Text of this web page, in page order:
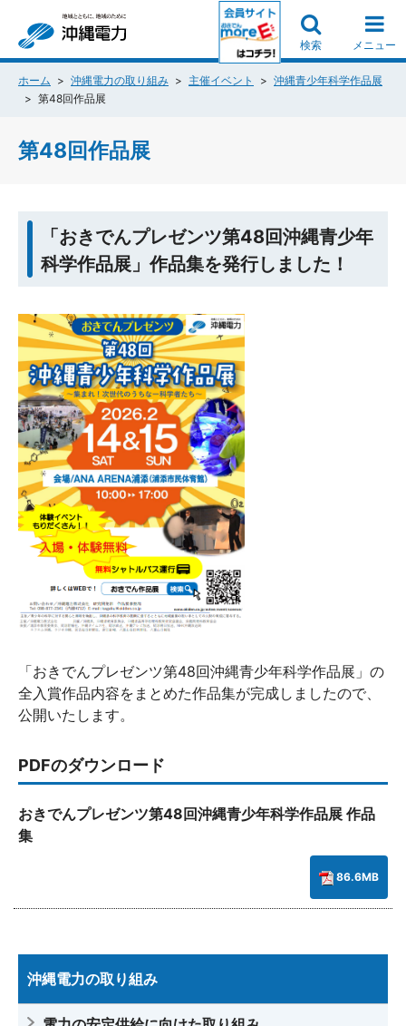
検索 メニュー
ホーム 沖縄電力の取り組み 主催イベント
沖縄青少年科学作品展
第48回作品展
第48回作品展
「おきでんプレゼンツ第48回沖縄青少年
科学作品展」作品集を発行しました！
「おきでんプレゼンツ第48回沖縄青少年科学作品展」の
全入賞作品内容をまとめた作品集が完成しましたので、
公開いたします。
PDFのダウンロード
おきでんプレゼンツ第48回沖縄青少年科学作品展 作品
集
86.6MB
沖縄電力の取り組み